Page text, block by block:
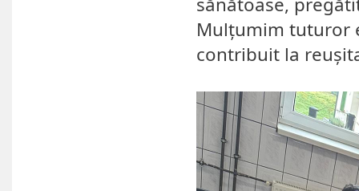
Mulțumim tuturor
contribuit la